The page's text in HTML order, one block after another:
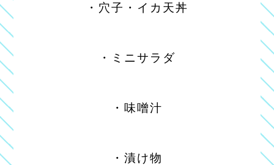
・穴子・イカ天丼
・ミニサラダ
・味噌汁
・漬け物